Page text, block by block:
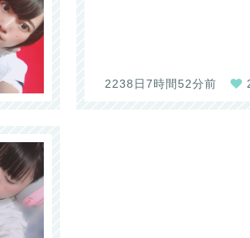
2238日7時間52分前